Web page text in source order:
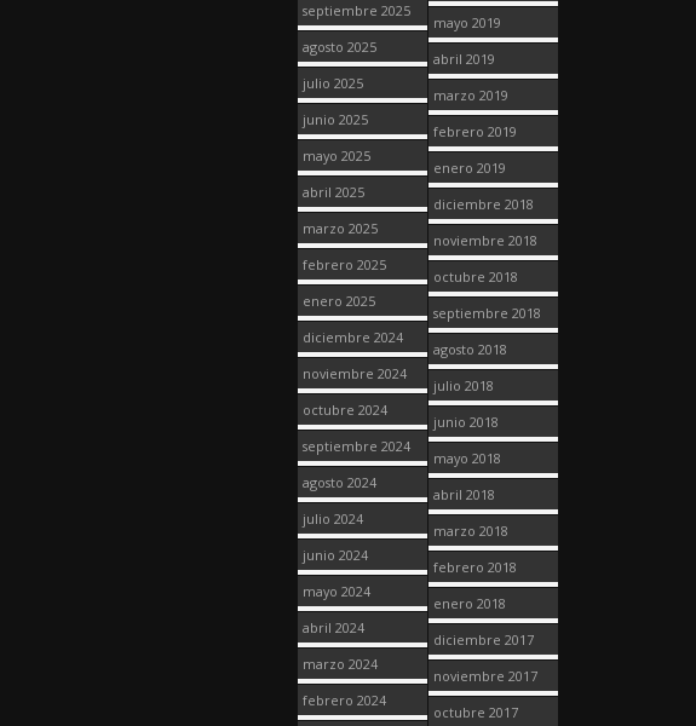
septiembre 2025
agosto 2025
julio 2025
junio 2025
mayo 2025
abril 2025
marzo 2025
febrero 2025
enero 2025
diciembre 2024
noviembre 2024
octubre 2024
septiembre 2024
agosto 2024
julio 2024
junio 2024
mayo 2024
abril 2024
marzo 2024
febrero 2024
mayo 2019
abril 2019
marzo 2019
febrero 2019
enero 2019
diciembre 2018
noviembre 2018
octubre 2018
septiembre 2018
agosto 2018
julio 2018
junio 2018
mayo 2018
abril 2018
marzo 2018
febrero 2018
enero 2018
diciembre 2017
noviembre 2017
octubre 2017